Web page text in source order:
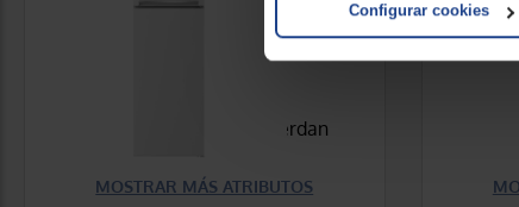
Configurar cookies
335,00 €
Características que concuerdan
MOSTRAR MÁS ATRIBUTOS